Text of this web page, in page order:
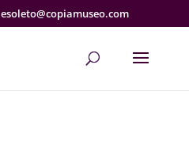
esoleto@copiamuseo.com